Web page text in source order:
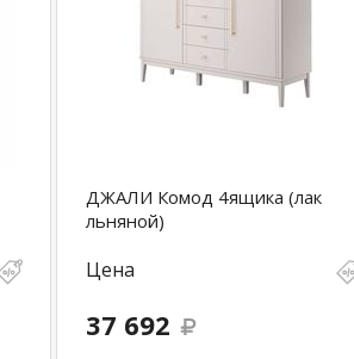
ДЖАЛИ Комод 4ящика (лак
льняной)
Цена
37 692